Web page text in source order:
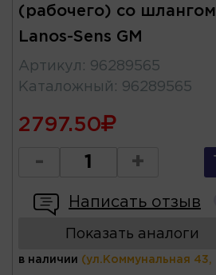
(рабочего) со шлангом
Lanos-Sens GM
Артикул : 96289565
Каталожный : 96289565
2797.50
- +
Написать отзыв
Показать аналоги
в наличии (ул.Коммунальная 43,